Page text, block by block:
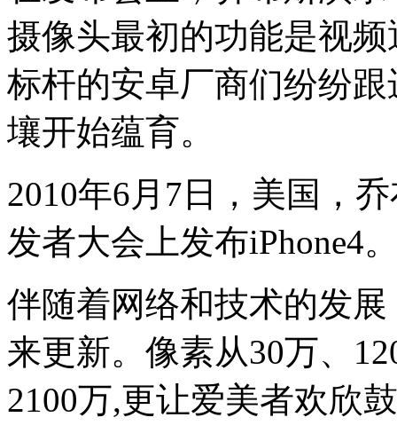
摄像头最初的功能是视
标杆的安卓厂商们纷纷
壤开始蕴育。
2010年6月7日，美国，
发者大会上发布iPhone4
伴随着网络和技术的发
来更新。像素从30万、
2100万,更让爱美者欢欣